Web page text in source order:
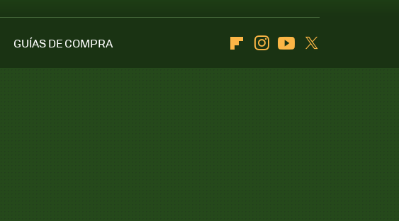
GUÍAS DE COMPRA
FlipboardInstagramYoutube